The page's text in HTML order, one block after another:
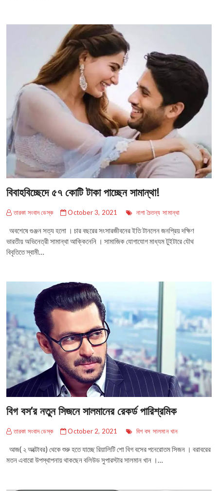
বিবাহবিচ্ছেদে ৫৭ কোটি টাকা পাচ্ছেন সামান্থা!
তারকা সংবাদ ডেস্ক October 3, 2021 নাগা চৈতন্য সামান্থা
অবশেষে গুঞ্জন সত্য হলো । চার বছরের সংসারজীবনের ইতি টানলেন জনপ্রিয় দক্ষিণ
ভারতীয় অভিনেত্রী সামান্থা আক্কিনেনি । সামাজিক যোগাযোগ মাধ্যম টুইটারে যৌথ
বিবৃতিতে স্বামী…
বিগ বস’র নতুন সিজনে সালমানের রেকর্ড পারিশ্রমিক
তারকা সংবাদ ডেস্ক October 2, 2021 বিগ বস সালমান খান
আজ( ২ অক্টোবর) থেকে শুরু হতে যাচ্ছে রিয়ালিটি শো বিগ বসের পনেরোতম সিজন । বরাবরের
মতন এবারো উপস্থাপনায় থাকছেন বলিউড সুপারস্টার সালমান খান ।…